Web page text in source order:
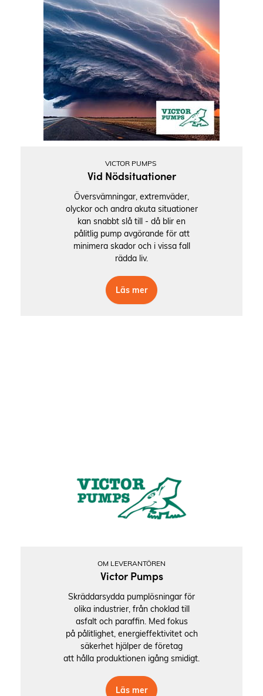
VICTOR PUMPS
Vid Nödsituationer
Översvämningar, extremväder,
olyckor och andra akuta situationer
kan snabbt slå till - då blir en
pålitlig pump avgörande för att
minimera skador och i vissa fall
rädda liv.
Läs mer
OM LEVERANTÖREN
Victor Pumps
Skräddarsydda pumplösningar för
olika industrier, från choklad till
asfalt och paraffin. Med fokus
på pålitlighet, energieffektivitet och
säkerhet hjälper de företag
att hålla produktionen igång smidigt.
Läs mer